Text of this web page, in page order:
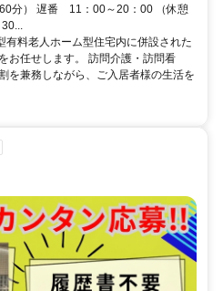
分） 遅番 11：00～20：00 （休憩
有料老人ホーム型住宅内に併設された
お任せします。 訪問介護・訪問看
を兼務しながら、ご入居者様の生活を